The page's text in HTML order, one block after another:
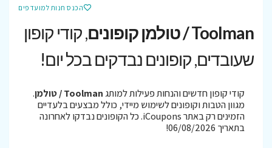
הכנס חנות למועדפים
Toolman / טולמן קופונים
, קודי קופון
שעובדים, קופונים נבדקים בכל יום!
קודי קופון חדשים והנחות פעילות למותגToolman / טולמן
.
מגוון הטבות וקופונים לשימוש מיידי, כולל מבצעים בלעדיים
הזמינים רק באתר iCoupons. כל הקופונים נבדקו לאחרונה
בתאריך 06/08/2026!